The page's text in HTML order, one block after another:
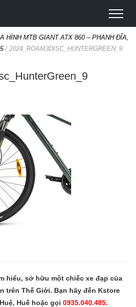
HÌNH MTB GIANT ATX 860 – PHANH ĐĨA,
/ 2024_ROAM3DISC_HUNTERGREEN_9
hiểu, sở hữu một chiếc xe đạp của
trên Thế Giới. Bạn hãy đến Kstore
Huế hoặc gọi 0935.040.485.